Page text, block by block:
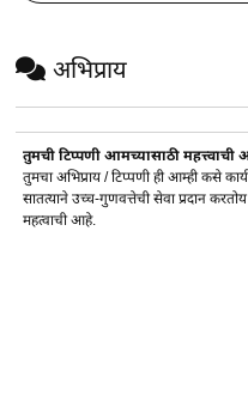
अभिप्राय
तुमची टिप्पणी आमच्यासाठी महत्त्वाची
तुमचा अभिप्राय / टिप्पणी ही आम्ही कसे
सातत्याने उच्च-गुणवत्तेची सेवा प्रदान
महत्वाची आहे.